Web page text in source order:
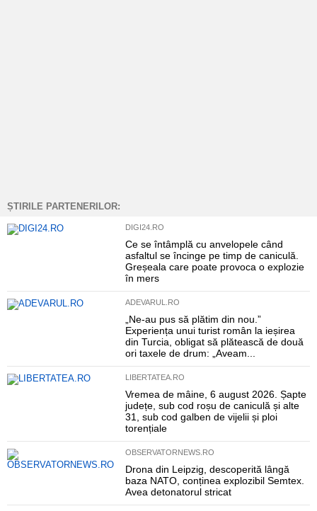
ȘTIRILE PARTENERILOR:
DIGI24.RO
Ce se întâmplă cu anvelopele când
asfaltul se încinge pe timp de caniculă.
Greșeala care poate provoca o explozie
în mers
ADEVARUL.RO
„Ne-au pus să plătim din nou.”
Experiența unui turist român la ieșirea
din Turcia, obligat să plătească de două
ori taxele de drum: „Aveam...
LIBERTATEA.RO
Vremea de mâine, 6 august 2026. Șapte
județe, sub cod roșu de caniculă și alte
31, sub cod galben de vijelii și ploi
torențiale
OBSERVATORNEWS.RO
Drona din Leipzig, descoperită lângă
baza NATO, conținea explozibil Semtex.
Avea detonatorul stricat